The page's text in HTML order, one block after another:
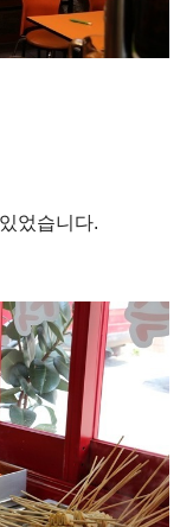
었습니다.